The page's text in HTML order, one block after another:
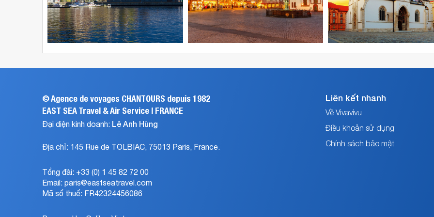
Na
Uy
được
khai
bới
các
không
Thai
Airways,
Cathay
Scandinavian,
Singapore
British
Airways,
Turkish
Đức
được
khai
thác
tranh
bởi
hàng
không
vực,
trong
Zagreb
được
khai
thác
thẳng
bởi
Etihad
Siberia
Airlines,
Finnair,
China
©Agence de voyages CHANTOURS depuis 1982
EAST SEA Travel & Air Service | FRANCE
Đại diện kinh doanh: Lê Anh Hùng
Địa chỉ: 145 Rue de TOLBIAC, 75013 Paris, France.
Tổng đài: +33 (0) 1 45 82 72 00
Email:paris@eastseatravel.com
Mã số thuế: FR42324456086
Liên kết nhanh
Về Vivavivu
Điều khoản sử dụng
Chính sách bảo mật